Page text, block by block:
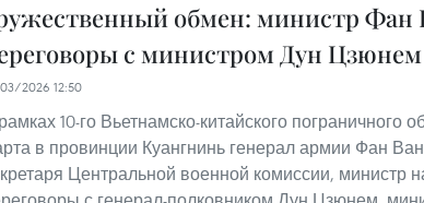
обмен: министр Фан
с министром Дун Цзюнем
2026 12:50
10-го Вьетнамско-китайского пограничного
в провинции Куангнинь генерал армии Фан
Центральной военной комиссии, министр